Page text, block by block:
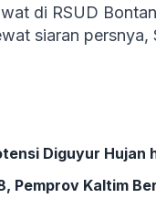
di RSUD
siaran persnya,
Diguyur Hujan
Pemprov Kaltim